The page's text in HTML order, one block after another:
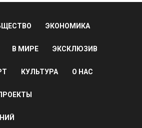
ЭКОНОМИКА
В МИРЕ ЭКСКЛЮЗИВ
КУЛЬТУРА О НАС